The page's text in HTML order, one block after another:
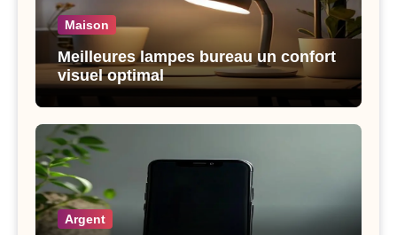
Maison
Meilleures lampes bureau un confort
visuel optimal
Argent